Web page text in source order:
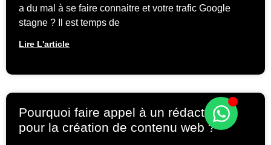
a du mal à se faire connaitre et votre trafic Google
stagne ? Il est temps de
Lire L'article
Pourquoi faire appel à un rédacteur
pour la création de contenu web ?